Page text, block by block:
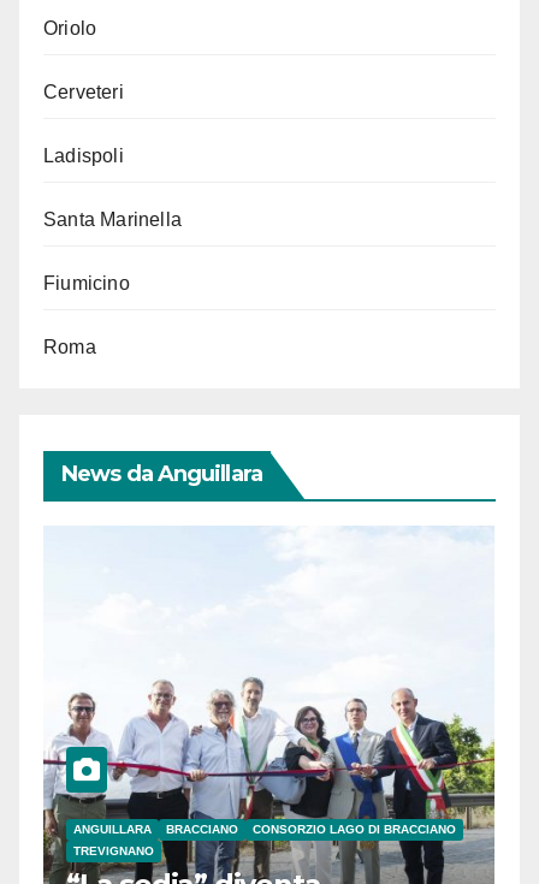
Oriolo
Cerveteri
Ladispoli
Santa Marinella
Fiumicino
Roma
News da Anguillara
ANGUILLARA BRACCIANO
CONSORZIO LAGO DI BRACCIANO
TREVIGNANO